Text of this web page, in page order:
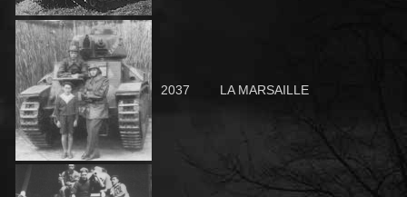
2037 LA MARSAILLE